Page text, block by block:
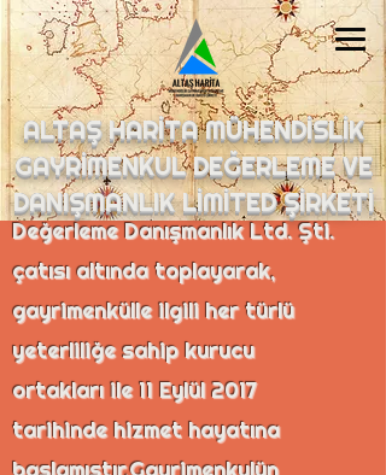
ALTAŞ HARİTA MÜHENDİSLİK
GAYRİMENKUL DEĞERLEME VE
DANIŞMANLIK LİMİTED ŞİRKETİ
Hakkımızda
20 yıllı aşkın resmi ve özel
sektör tecrübelerini ALTAŞ
Harita Mühendislik Gayrimenkul
Değerleme Danışmanlık Ltd. Şti.
çatısı altında toplayarak,
gayrimenkülle ilgili her türlü
yeterliliğe sahip kurucu
ortakları ile 11 Eylül 2017
tarihinde hizmet hayatına